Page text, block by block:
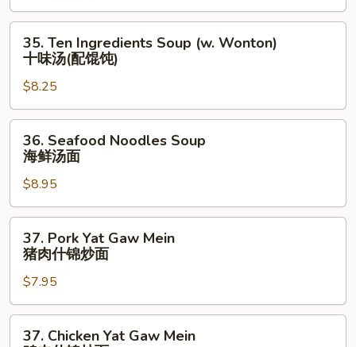
蔬
菜
Ten
Ingredients
Soup
(w.
Wonton)
(配
馄
饨)
35. Ten Ingredients Soup (w. Wonton)
十味汤(配馄饨)
$8.25
Seafood
Noodles
Soup
海
鲜
36. Seafood Noodles Soup
海鲜汤面
$8.95
Pork
Yat
Gaw
Mein
猪
37. Pork Yat Gaw Mein
猪肉什锦炒面
$7.95
Chicken
37. Chicken Yat Gaw Mein